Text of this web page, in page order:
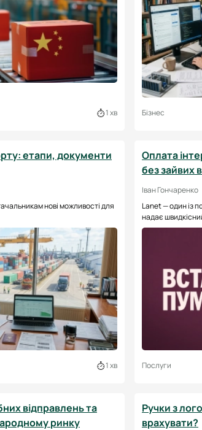
1 хв Бізнес
етапи, документи
нові можливості для
1 хв
Оплата
без зайвих
Іван Гончаренко
Lanet — один із
надає
Послуги
відправлень та
ринку
Ручки з
врахувати?